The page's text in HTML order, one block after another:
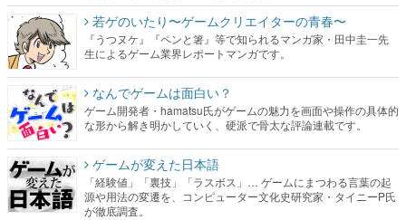
若ゲのいたり〜ゲームクリエイターの青春〜
『うつヌケ』『ペンと箸』等で知られるマンガ家・田中圭一先
生によるゲーム業界レポートマンガです。
なんでゲームは面白い？
ゲーム開発者・hamatsu氏がゲームの魅力を画面や操作の具体的
な形から解き明かしていく、硬派で骨太な評論連載です。
ゲームが変えた日本語
「経験値」「裏技」「ラスボス」… ゲームにまつわる言葉の起
源や用法の変遷を、コンピューター文化史研究家・タイニーP氏
が徹底調査。